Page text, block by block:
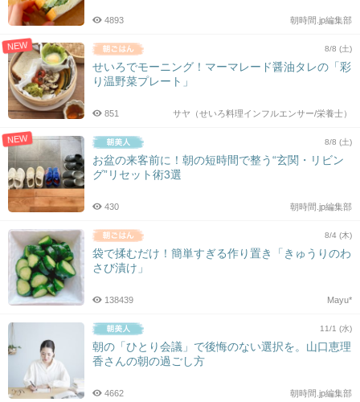
朝時間.jp編集部
4893
NEW 8/8 (土)
せいろでモーニング！マーマレード醤油タレの「彩
り温野菜プレート」
サヤ（せいろ料理インフルエンサー/栄養士）
851
NEW 8/8 (土)
お盆の来客前に！朝の短時間で整う“玄関・リビン
グ”リセット術3選
朝時間.jp編集部
430
8/4 (木)
袋で揉むだけ！簡単すぎる作り置き「きゅうりのわ
さび漬け」
Mayu*
138439
11/1 (水)
朝の「ひとり会議」で後悔のない選択を。山口恵理
香さんの朝の過ごし方
朝時間.jp編集部
4662